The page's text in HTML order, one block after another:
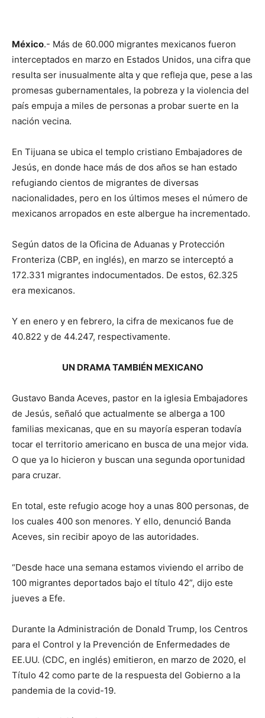
México.- Más de 60.000 migrantes mexicanos fueron
interceptados en marzo en Estados Unidos, una cifra que
resulta ser inusualmente alta y que refleja que, pese a las
promesas gubernamentales, la pobreza y la violencia del
país empuja a miles de personas a probar suerte en la
nación vecina.
En Tijuana se ubica el templo cristiano Embajadores de
Jesús, en donde hace más de dos años se han estado
refugiando cientos de migrantes de diversas
nacionalidades, pero en los últimos meses el número de
mexicanos arropados en este albergue ha incrementado.
Según datos de la Oficina de Aduanas y Protección
Fronteriza (CBP, en inglés), en marzo se interceptó a
172.331 migrantes indocumentados. De estos, 62.325
era mexicanos.
Y en enero y en febrero, la cifra de mexicanos fue de
40.822 y de 44.247, respectivamente.
UN DRAMA TAMBIÉN MEXICANO
Gustavo Banda Aceves, pastor en la iglesia Embajadores
de Jesús, señaló que actualmente se alberga a 100
familias mexicanas, que en su mayoría esperan todavía
tocar el territorio americano en busca de una mejor vida.
O que ya lo hicieron y buscan una segunda oportunidad
para cruzar.
En total, este refugio acoge hoy a unas 800 personas, de
los cuales 400 son menores. Y ello, denunció Banda
Aceves, sin recibir apoyo de las autoridades.
“Desde hace una semana estamos viviendo el arribo de
100 migrantes deportados bajo el título 42”, dijo este
jueves a Efe.
Durante la Administración de Donald Trump, los Centros
para el Control y la Prevención de Enfermedades de
EE.UU. (CDC, en inglés) emitieron, en marzo de 2020, el
Título 42 como parte de la respuesta del Gobierno a la
pandemia de la covid-19.